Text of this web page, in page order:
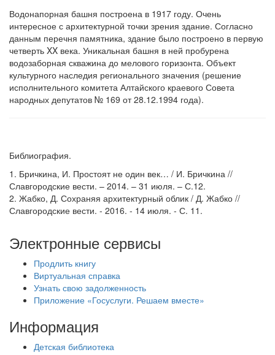
Водонапорная башня построена в 1917 году. Очень
интересное с архитектурной точки зрения здание. Согласно
данным перечня памятника, здание было построено в первую
четверть XX века. Уникальная башня в ней пробурена
водозаборная скважина до мелового горизонта. Объект
культурного наследия регионального значения (решение
исполнительного комитета Алтайского краевого Совета
народных депутатов № 169 от 28.12.1994 года).
Библиография.
1. Бричкина, И. Простоят не один век… / И. Бричкина //
Славгородские вести. – 2014. – 31 июля. – С.12.
2. Жабко, Д. Сохраняя архитектурный облик / Д. Жабко //
Славгородские вести. - 2016. - 14 июля. - С. 11.
Электронные сервисы
Продлить книгу
Виртуальная справка
Узнать свою задолженность
Приложение «Госуслуги. Решаем вместе»
Информация
Детская библиотека